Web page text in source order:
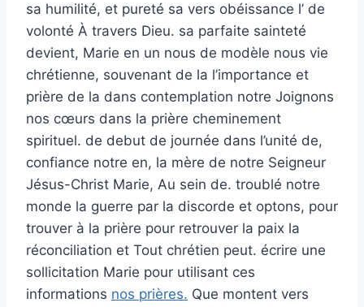
sa humilité, et pureté sa vers obéissance l’ de
volonté À travers Dieu. sa parfaite sainteté
devient, Marie en un nous de modèle nous vie
chrétienne, souvenant de la l’importance et
prière de la dans contemplation notre Joignons
nos cœurs dans la prière cheminement
spirituel. de debut de journée dans l’unité de,
confiance notre en, la mère de notre Seigneur
Jésus-Christ Marie, Au sein de. troublé notre
monde la guerre par la discorde et optons, pour
trouver à la prière pour retrouver la paix la
réconciliation et Tout chrétien peut. écrire une
sollicitation Marie pour utilisant ces
informations nos prières. Que montent vers